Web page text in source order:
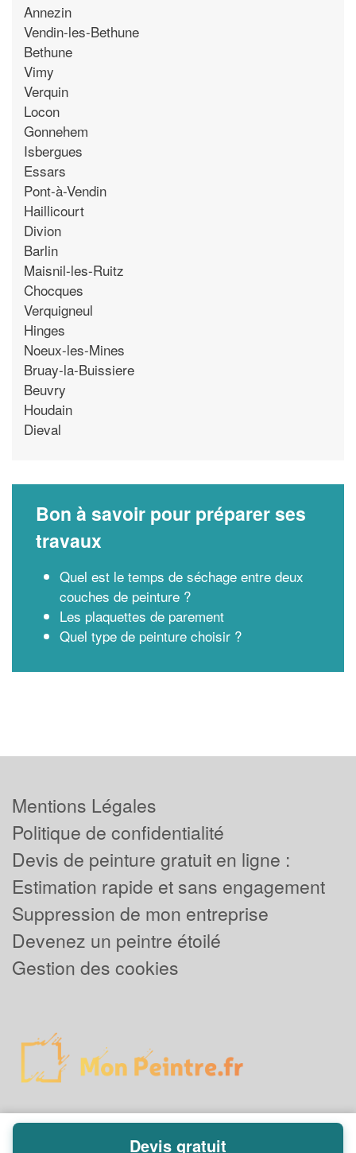
Annezin
Vendin-les-Bethune
Bethune
Vimy
Verquin
Locon
Gonnehem
Isbergues
Essars
Pont-à-Vendin
Haillicourt
Divion
Barlin
Maisnil-les-Ruitz
Chocques
Verquigneul
Hinges
Noeux-les-Mines
Bruay-la-Buissiere
Beuvry
Houdain
Dieval
Bon à savoir pour préparer ses
travaux
Quel est le temps de séchage entre deux
couches de peinture ?
Les plaquettes de parement
Quel type de peinture choisir ?
Mentions Légales
Politique de confidentialité
Devis de peinture gratuit en ligne :
Estimation rapide et sans engagement
Suppression de mon entreprise
Devenez un peintre étoilé
Gestion des cookies
Devis gratuit